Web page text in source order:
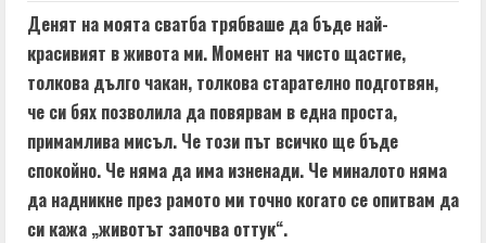
Денят на моята сватба трябваше да бъде най-
красивият в живота ми. Момент на чисто щастие,
толкова дълго чакан, толкова старателно подготвян,
че си бях позволила да повярвам в една проста,
примамлива мисъл. Че този път всичко ще бъде
спокойно. Че няма да има изненади. Че миналото няма
да надникне през рамото ми точно когато се опитвам да
си кажа „животът започва оттук“.